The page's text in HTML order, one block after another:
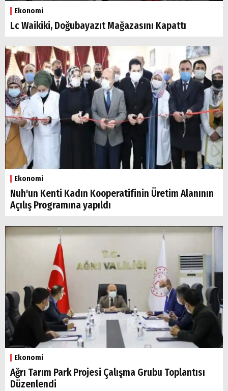
Ekonomi
Lc Waikiki, Doğubayazıt Mağazasını Kapattı
Ekonomi
Nuh'un Kenti Kadın Kooperatifinin Üretim Alanının
Açılış Programına yapıldı
Ekonomi
Ağrı Tarım Park Projesi Çalışma Grubu Toplantısı
Düzenlendi
Popüler
Aramalar:
Ağrı
Doğubayazıt